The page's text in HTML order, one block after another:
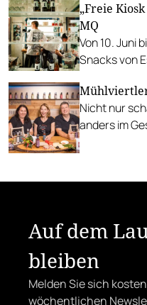
„Freie
MQ
Von 10. Juni
Snacks von
Mühlviertler
Nicht nur
anders im
Auf dem
bleiben
Melden Sie sich
wöchentlichen